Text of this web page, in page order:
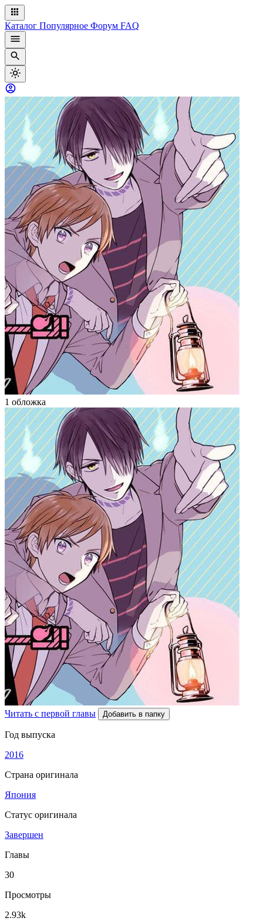
Каталог Популярное Форум FAQ
1 обложка
Читать с первой главы Добавить в папку
Год выпуска
2016
Страна оригинала
Япония
Статус оригинала
Завершен
Главы
30
Просмотры
2.93k